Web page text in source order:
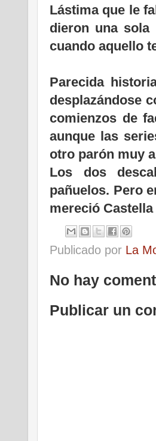
Lástima que le
dieron una sola
cuando aquello
Parecida
desplazándose
comienzos de
aunque las
otro parón muy
Los dos
pañuelos. Pero
mereció
Publicado por La
No hay
Publicar un